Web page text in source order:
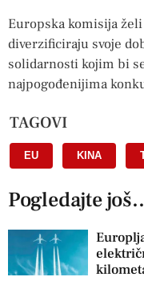
Europska komisija
diverzificiraju svoje
solidarnosti kojim bi
najpogođenijima
TAGOVI
EU KINA
Pogledajte